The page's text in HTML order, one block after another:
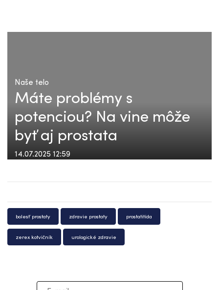
Naše telo
Máte problémy s
potenciou? Na vine môže
byť aj prostata
14.07.2025 12:59
bolesť prostaty zdravie prostaty prostatitída
zerex kotvičník urologické zdravie